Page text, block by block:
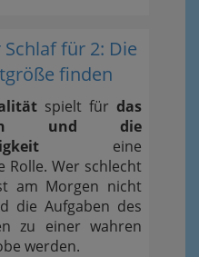
für 2: Die
finden
spielt für das
und die
eine
Rolle. Wer schlecht
am Morgen nicht
die Aufgaben des
zu einer wahren
werden.